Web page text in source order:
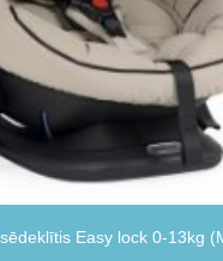
Easy lock 0-13kg